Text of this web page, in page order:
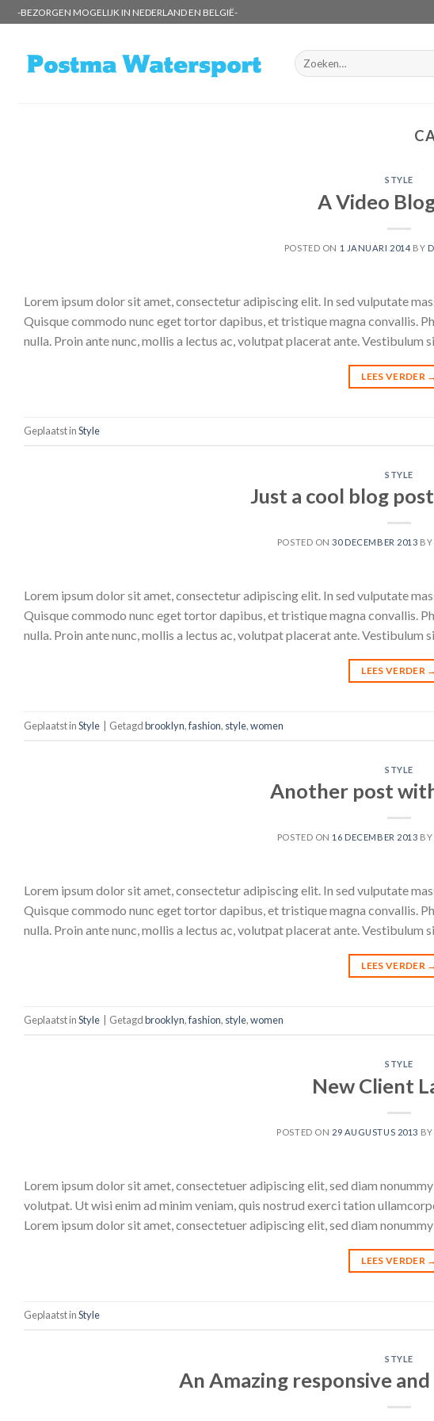
Skip
to
-BEZORGEN MOGELIJK IN NEDERLAND EN BELGIË-
Zoeken
naar:
STYLE
A Video
POSTED ON 1 JANUARI 2014 BY
Lorem ipsum dolor sit amet, consectetur adipiscing elit. In sed vulputate
Quisque commodo nunc eget tortor dapibus, et tristique magna convallis.
nulla. Proin ante nunc, mollis a lectus ac, volutpat placerat ante. Vestibulum
LEES VERDER →
Geplaatst inStyle
STYLE
Just a cool blog
POSTED ON30 DECEMBER 2013 BY
Lorem ipsum dolor sit amet, consectetur adipiscing elit. In sed vulputate
Quisque commodo nunc eget tortor dapibus, et tristique magna convallis.
nulla. Proin ante nunc, mollis a lectus ac, volutpat placerat ante. Vestibulum
LEES VERDER →
Geplaatst inStyle Getagdbrooklyn,fashion, style,women
STYLE
Another post
POSTED ON 16 DECEMBER 2013 BY
Lorem ipsum dolor sit amet, consectetur adipiscing elit. In sed vulputate
Quisque commodo nunc eget tortor dapibus, et tristique magna convallis.
nulla. Proin ante nunc, mollis a lectus ac, volutpat placerat ante. Vestibulum
LEES VERDER →
Geplaatst inStyle Getagdbrooklyn,fashion, style,women
STYLE
New Client
POSTED ON 29 AUGUSTUS 2013 BY
Lorem ipsum dolor sit amet, consectetuer adipiscing elit, sed diam
volutpat. Ut wisi enim ad minim veniam, quis nostrud exerci tation
Lorem ipsum dolor sit amet, consectetuer adipiscing elit, sed diam
LEES VERDER →
Geplaatst inStyle
STYLE
An Amazing responsive